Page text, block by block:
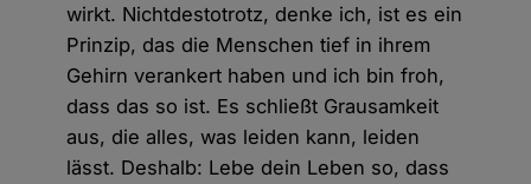
wirkt. Nichtdestotrotz, denke ich, ist es ein
Prinzip, das die Menschen tief in ihrem
Gehirn verankert haben und ich bin froh,
dass das so ist. Es schließt Grausamkeit
aus, die alles, was leiden kann, leiden
lässt. Deshalb: Lebe dein Leben so, dass